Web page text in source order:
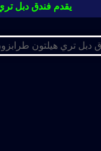
يقدم فندق دبل